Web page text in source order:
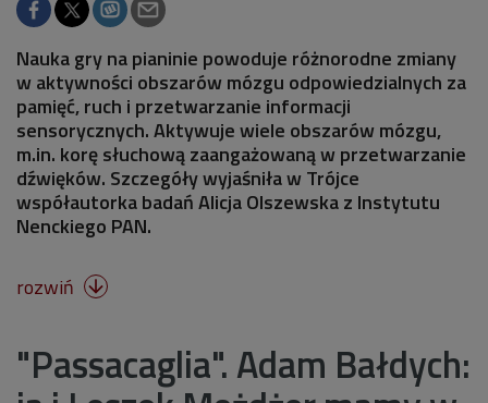
Nauka gry na pianinie powoduje różnorodne zmiany
w aktywności obszarów mózgu odpowiedzialnych za
pamięć, ruch i przetwarzanie informacji
sensorycznych. Aktywuje wiele obszarów mózgu,
m.in. korę słuchową zaangażowaną w przetwarzanie
dźwięków. Szczegóły wyjaśniła w Trójce
współautorka badań Alicja Olszewska z Instytutu
Nenckiego PAN.
rozwiń 
"Passacaglia". Adam Bałdych: